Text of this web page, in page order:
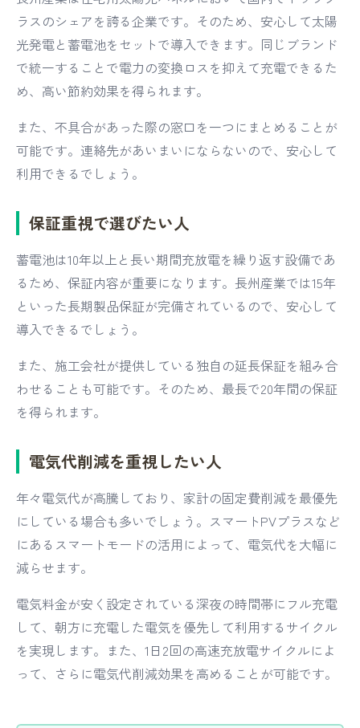
ラスのシェアを誇る企業です。そのため、安心して太陽
光発電と蓄電池をセットで導入できます。同じブランド
で統一することで電力の変換ロスを抑えて充電できるた
め、高い節約効果を得られます。
また、不具合があった際の窓口を一つにまとめることが
可能です。連絡先があいまいにならないので、安心して
利用できるでしょう。
保証重視で選びたい人
蓄電池は10年以上と長い期間充放電を繰り返す設備であ
るため、保証内容が重要になります。長州産業では15年
といった長期製品保証が完備されているので、安心して
導入できるでしょう。
また、施工会社が提供している独自の延長保証を組み合
わせることも可能です。そのため、最長で20年間の保証
を得られます。
電気代削減を重視したい人
年々電気代が高騰しており、家計の固定費削減を最優先
にしている場合も多いでしょう。スマートPVプラスなど
にあるスマートモードの活用によって、電気代を大幅に
減らせます。
電気料金が安く設定されている深夜の時間帯にフル充電
して、朝方に充電した電気を優先して利用するサイクル
を実現します。また、1日2回の高速充放電サイクルによ
って、さらに電気代削減効果を高めることが可能です。